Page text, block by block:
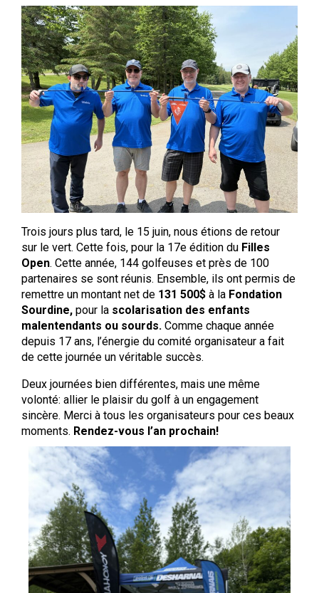
Trois jours plus tard, le 15 juin, nous étions de retour
sur le vert. Cette fois, pour la 17e édition du Filles
Open. Cette année, 144 golfeuses et près de 100
partenaires se sont réunis. Ensemble, ils ont permis de
remettre un montant net de 131 500$ à la Fondation
Sourdine, pour la scolarisation des enfants
malentendants ou sourds. Comme chaque année
depuis 17 ans, l’énergie du comité organisateur a fait
de cette journée un véritable succès.
Deux journées bien différentes, mais une même
volonté: allier le plaisir du golf à un engagement
sincère. Merci à tous les organisateurs pour ces beaux
moments. Rendez-vous l’an prochain!